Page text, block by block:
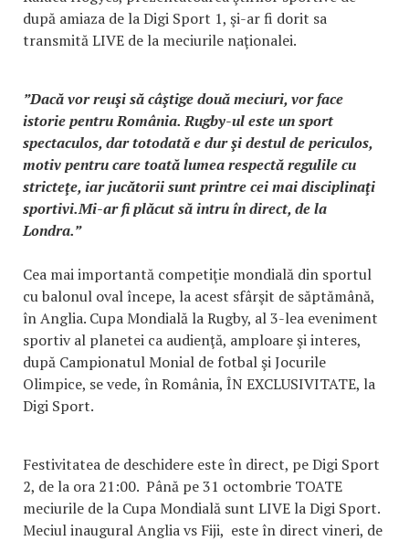
după amiaza de la Digi Sport 1, şi-ar fi dorit sa
transmită LIVE de la meciurile naţionalei.
”Dacă vor reuşi să câştige două meciuri, vor face
istorie pentru România. Rugby-ul este un sport
spectaculos, dar totodată e dur şi destul de periculos,
motiv pentru care toată lumea respectă regulile cu
stricteţe, iar jucătorii sunt printre cei mai disciplinaţi
sportivi.Mi-ar fi plăcut să intru în direct, de la
Londra.”
Cea mai importantă competiţie mondială din sportul
cu balonul oval începe, la acest sfârşit de săptămână,
în Anglia. Cupa Mondială la Rugby, al 3-lea eveniment
sportiv al planetei ca audienţă, amploare şi interes,
după Campionatul Monial de fotbal şi Jocurile
Olimpice, se vede, în România, ÎN EXCLUSIVITATE, la
Digi Sport.
Festivitatea de deschidere este în direct, pe Digi Sport
2, de la ora 21:00. Până pe 31 octombrie TOATE
meciurile de la Cupa Mondială sunt LIVE la Digi Sport.
Meciul inaugural Anglia vs Fiji, este în direct vineri, de